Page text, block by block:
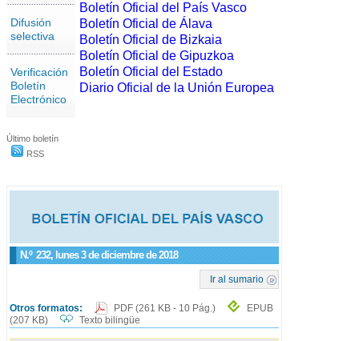
Difusión
selectiva
Verificación
Boletín
Electrónico
Último boletín
RSS
N.º 232, lunes 3 de diciembre de 2018
Ir al sumario
Otros formatos: PDF (261 KB - 10 Pág.)
EPUB
(207 KB)
Texto bilingüe
Boletín Oficial del País Vasco
Boletín Oficial de Álava
Boletín Oficial de Bizkaia
Boletín Oficial de Gipuzkoa
Boletín Oficial del Estado
Diario Oficial de la Unión Europea